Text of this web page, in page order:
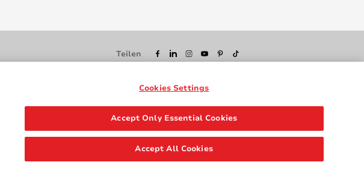
Teilen
Haftungsausschluss DSGVO-Erklärung
Cookies Settings
Accept Only Essential Cookies
Accept All Cookies